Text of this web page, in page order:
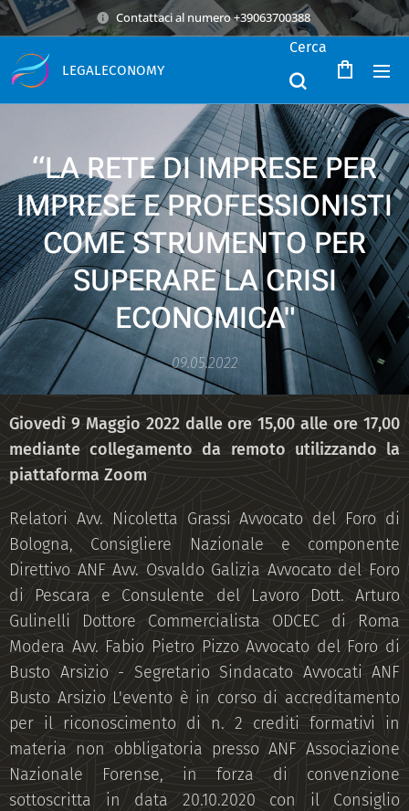
Contattaci al numero +39063700388
LEGALECONOMY
Cerca
“LA RETE DI IMPRESE PER
IMPRESE E PROFESSIONISTI
COME STRUMENTO PER
SUPERARE LA CRISI
ECONOMICA"
09.05.2022
Giovedì 9 Maggio 2022 dalle ore 15,00 alle ore 17,00
mediante collegamento da remoto utilizzando la
piattaforma Zoom
Relatori Avv. Nicoletta Grassi Avvocato del Foro di
Bologna, Consigliere Nazionale e componente
Direttivo ANF Avv. Osvaldo Galizia Avvocato del Foro
di Pescara e Consulente del Lavoro Dott. Arturo
Gulinelli Dottore Commercialista ODCEC di Roma
Modera Avv. Fabio Pietro Pizzo Avvocato del Foro di
Busto Arsizio - Segretario Sindacato Avvocati ANF
Busto Arsizio L'evento è in corso di accreditamento
per il riconoscimento di n. 2 crediti formativi in
materia non obbligatoria presso ANF Associazione
Nazionale Forense, in forza di convenzione
sottoscritta in data 20.10.2020 con il Consiglio